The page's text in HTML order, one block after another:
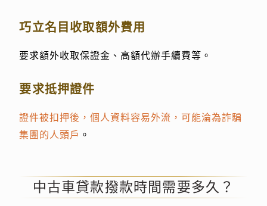
巧立名目收取額外費用
要求額外收取保證金、高額代辦手續費等。
要求抵押證件
證件被扣押後，個人資料容易外流，可能淪為詐騙
集團的人頭戶 。
中古車貸款撥款時間需要多久？